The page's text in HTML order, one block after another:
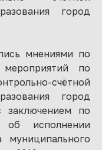
город
мнениями по
по
счётной
город
заключением по
об исполнении